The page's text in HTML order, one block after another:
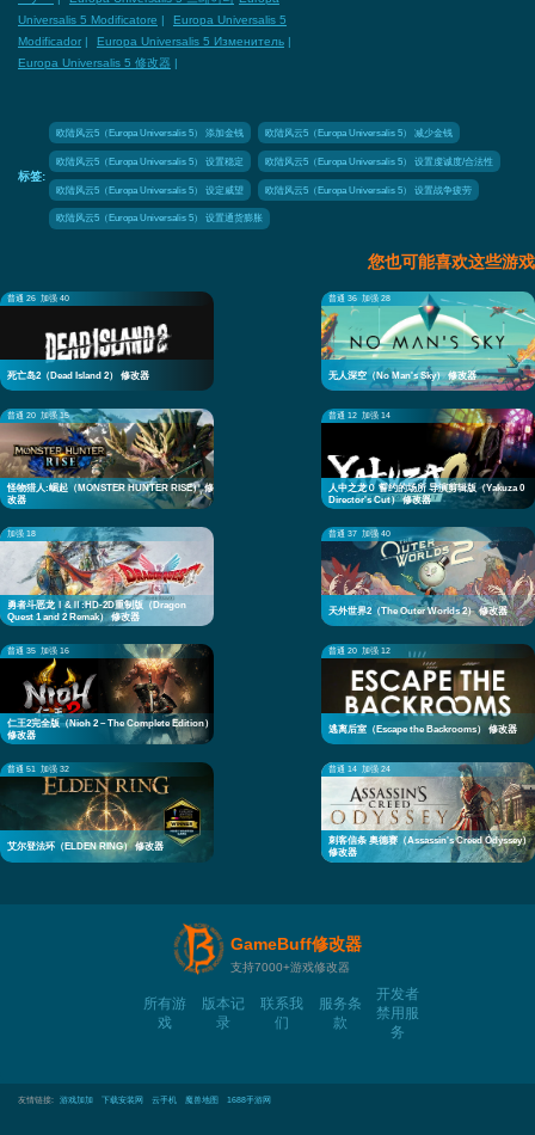
Universalis 5 Modificatore |
Europa Universalis 5
Modificador | Europa Universalis 5 Изменитель |
Europa Universalis 5 修改器 |
标签:
欧陆风云5（Europa Universalis 5） 添加金钱 欧陆风云5（Europa Universalis 5） 减少金钱
欧陆风云5（Europa Universalis 5） 设置稳定 欧陆风云5（Europa Universalis 5） 设置虔诚度/合法性
欧陆风云5（Europa Universalis 5） 设定威望 欧陆风云5（Europa Universalis 5） 设置战争疲劳
欧陆风云5（Europa Universalis 5） 设置通货膨胀
您也可能喜欢这些游戏
普通 26 加强 40
死亡岛2（Dead Island 2） 修改器
普通 36 加强 28
无人深空（No Man's Sky） 修改器
普通 20 加强 15
怪物猎人:崛起（MONSTER HUNTER RISE） 修
改器
普通 12 加强 14
人中之龙０ 誓约的场所 导演剪辑版（Yakuza 0
Director's Cut） 修改器
加强 18
勇者斗恶龙Ⅰ&Ⅱ:HD-2D重制版（Dragon
Quest 1 and 2 Remak） 修改器
普通 37 加强 40
天外世界2（The Outer Worlds 2） 修改器
普通 35 加强 16
仁王2完全版（Nioh 2 – The Complete Edition）
修改器
普通 20 加强 12
逃离后室（Escape the Backrooms） 修改器
普通 51 加强 32
艾尔登法环（ELDEN RING） 修改器
普通 14 加强 24
刺客信条 奥德赛（Assassin's Creed Odyssey）
修改器
GameBuff修改器
支持7000+游戏修改器
所有游
戏
版本记
录
联系我
们
服务条
款
开发者
禁用服
务
友情链接: 游戏加加 下载安装网 云手机 魔兽地图 1688手游网